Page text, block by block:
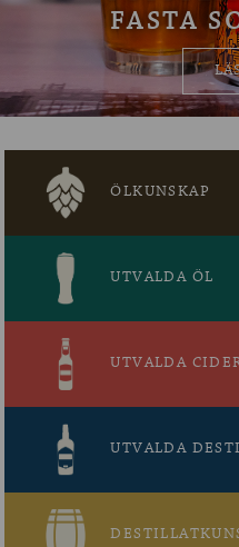
OM
FASTA
ÖLKUNSKAP
UTVALDA ÖL
UTVALDA
UTVALDA